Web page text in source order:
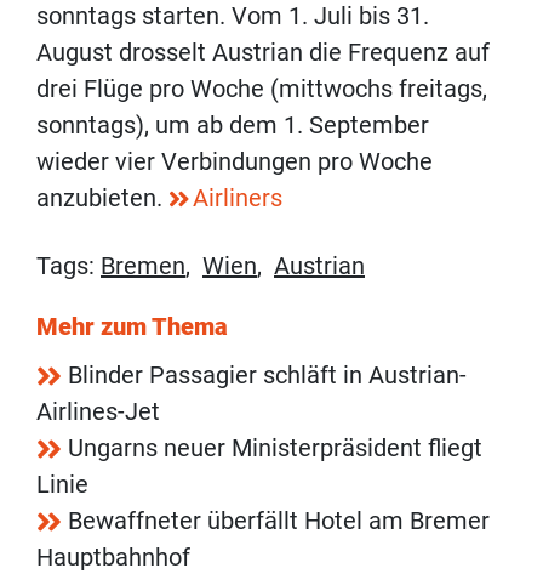
sonntags starten. Vom 1. Juli bis 31.
August drosselt Austrian die Frequenz auf
drei Flüge pro Woche (mittwochs freitags,
sonntags), um ab dem 1. September
wieder vier Verbindungen pro Woche
anzubieten.
Airliners
Tags: Bremen, Wien, Austrian
Mehr zum Thema
Blinder Passagier schläft in Austrian-
Airlines-Jet
Ungarns neuer Ministerpräsident fliegt
Linie
Bewaffneter überfällt Hotel am Bremer
Hauptbahnhof